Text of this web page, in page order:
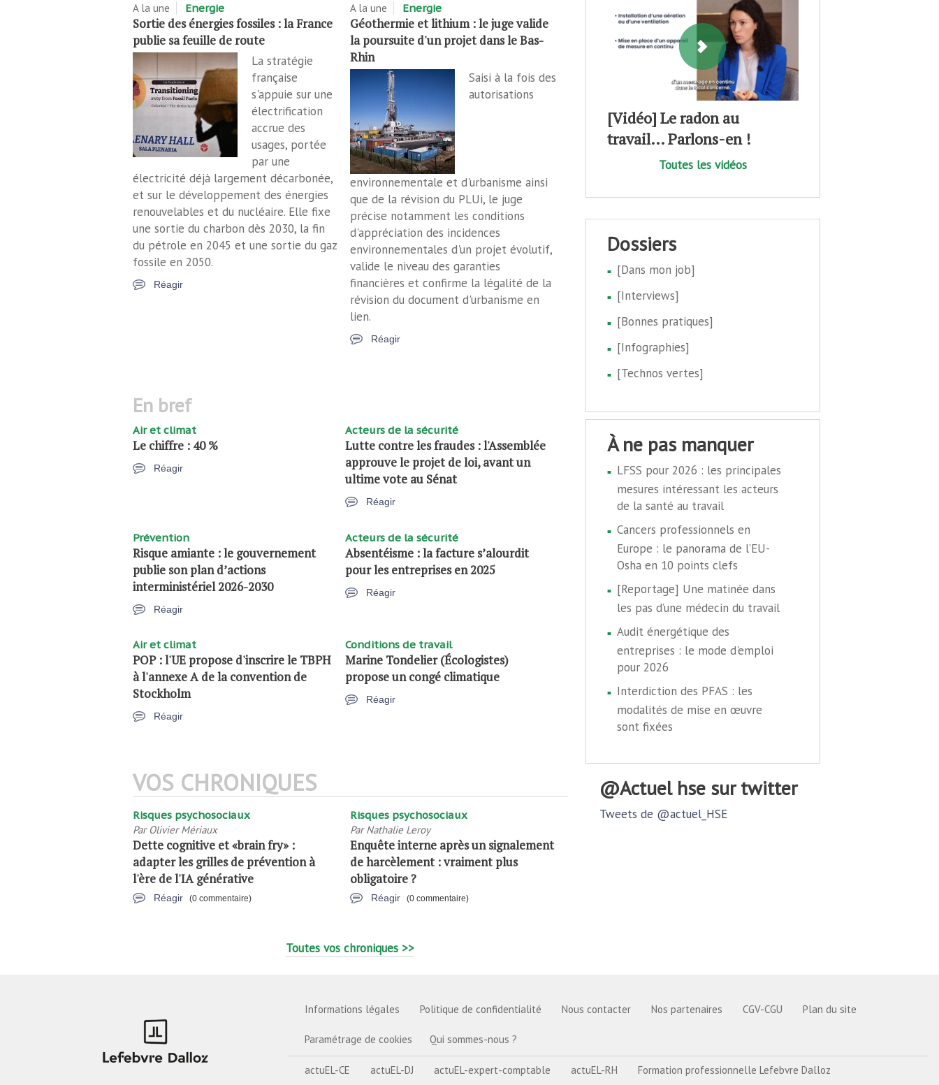
A la une Energie
Sortie des énergies fossiles : la France
publie sa feuille de route
La stratégie
française
s'appuie sur une
électrification
accrue des
usages, portée
par une
électricité déjà largement décarbonée,
et sur le développement des énergies
renouvelables et du nucléaire. Elle fixe
une sortie du charbon dès 2030, la fin
du pétrole en 2045 et une sortie du gaz
fossile en 2050.
Réagir
A la une Energie
Géothermie et lithium : le juge valide
la poursuite d'un projet dans le Bas-
Rhin
Saisi à la fois des
autorisations
environnementale et d'urbanisme ainsi
que de la révision du PLUi, le juge
précise notamment les conditions
d'appréciation des incidences
environnementales d'un projet évolutif,
valide le niveau des garanties
financières et confirme la légalité de la
révision du document d'urbanisme en
lien.
Réagir
en bref
Air et climat
Le chiffre : 40 %
Réagir
Acteurs de la sécurité
Lutte contre les fraudes : l'Assemblée
approuve le projet de loi, avant un
ultime vote au Sénat
Réagir
Prévention
Risque amiante : le gouvernement
publie son plan d’actions
interministériel 2026-2030
Réagir
Acteurs de la sécurité
Absentéisme : la facture s’alourdit
pour les entreprises en 2025
Réagir
Air et climat
POP : l'UE propose d'inscrire le TBPH
à l'annexe A de la convention de
Stockholm
Réagir
Conditions de travail
Marine Tondelier (Écologistes)
propose un congé climatique
Réagir
VOS CHRONIQUES
Risques psychosociaux
Par Olivier Mériaux
Dette cognitive et «brain fry» :
adapter les grilles de prévention à
l'ère de l'IA générative
Réagir (0 commentaire)
Risques psychosociaux
ParNathalie Leroy
Enquête interne après un signalement
de harcèlement : vraiment plus
obligatoire ?
Réagir (0 commentaire)
Toutes vos chroniques >>
[Vidéo] Le radon au
travail… Parlons-en !
Toutes les vidéos
dossiers
[Dans mon job]
[Interviews]
[Bonnes pratiques]
[Infographies]
[Technos vertes]
à ne pas manquer
LFSS pour 2026 : les principales
mesures intéressant les acteurs
de la santé au travail
Cancers professionnels en
Europe : le panorama de l’EU-
Osha en 10 points clefs
[Reportage] Une matinée dans
les pas d’une médecin du travail
Audit énergétique des
entreprises : le mode d'emploi
pour 2026
Interdiction des PFAS : les
modalités de mise en œuvre
sont fixées
@actuel hse sur twitter
Tweets de @actuel_HSE
Informations légales Politique de confidentialité Nous contacter Nos partenaires CGV-CGU Plan du site
Paramétrage de cookies Qui sommes-nous ?
actuEL-CE actuEL-DJ actuEL-expert-comptable actuEL-RH Formation professionnelle Lefebvre Dalloz